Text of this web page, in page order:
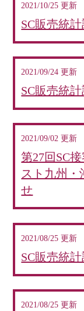
2021/10/25 更新
SC販売統
2021/09/24 更新
SC販売統
2021/09/02 更新
第27回SC
スト九州・
せ
2021/08/25 更新
SC販売統
2021/08/25 更新